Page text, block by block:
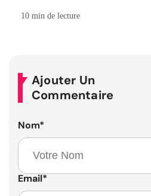
10 min de lecture
Ajouter Un
Commentaire
Nom*
Email*